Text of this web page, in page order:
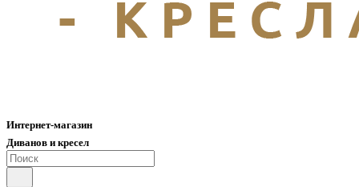
Интернет-магазин
Диванов и кресел